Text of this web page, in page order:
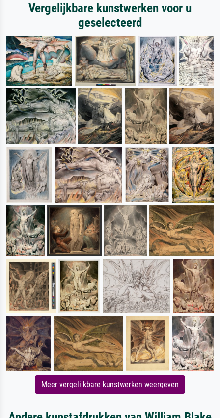
Vergelijkbare kunstwerken voor u
geselecteerd
Meer vergelijkbare kunstwerken weergeven